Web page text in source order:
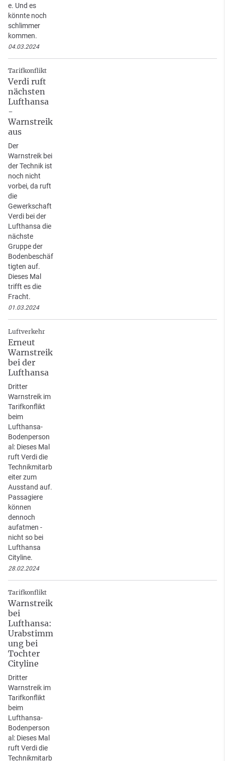
e. Und es
könnte noch
schlimmer
kommen.
04.03.2024
Tarifkonflikt
Verdi ruft
nächsten
Lufthansa
-
Warnstreik
aus
Der
Warnstreik bei
der Technik ist
noch nicht
vorbei, da ruft
die
Gewerkschaft
Verdi bei der
Lufthansa die
nächste
Gruppe der
Bodenbeschäf
tigten auf.
Dieses Mal
trifft es die
Fracht.
01.03.2024
Luftverkehr
Erneut
Warnstreik
bei der
Lufthansa
Dritter
Warnstreik im
Tarifkonflikt
beim
Lufthansa-
Bodenperson
al: Dieses Mal
ruft Verdi die
Technikmitarb
eiter zum
Ausstand auf.
Passagiere
können
dennoch
aufatmen -
nicht so bei
Lufthansa
Cityline.
28.02.2024
Tarifkonflikt
Warnstreik
bei
Lufthansa:
Urabstimm
ung bei
Tochter
Cityline
Dritter
Warnstreik im
Tarifkonflikt
beim
Lufthansa-
Bodenperson
al: Dieses Mal
ruft Verdi die
Technikmitarb